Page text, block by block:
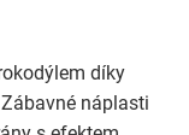
díky
náplasti